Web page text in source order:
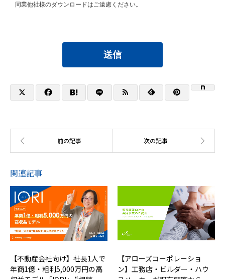
同業他社様のダウンロードはご遠慮ください。
送信
関連記事
【不動産会社向け】社長1人で
年商1億・粗利5,000万円の高
【アローズコーポレーショ
ン】工務店・ビルダー・ハウ